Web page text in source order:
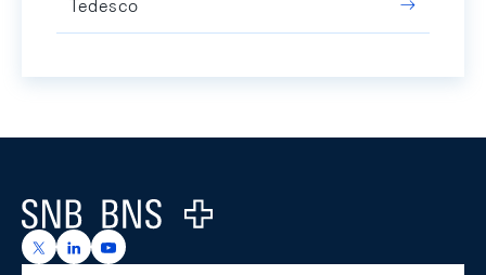
Tedesco
Logo
https://x.com/snb_bns
https://ch.linkedin.com/company/swiss-national-
https://www.youtube.com/@swissnationalbank